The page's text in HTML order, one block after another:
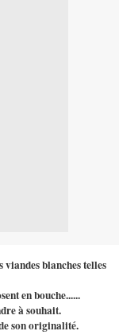
blanches telles
en bouche......
à souhait.
son originalité.